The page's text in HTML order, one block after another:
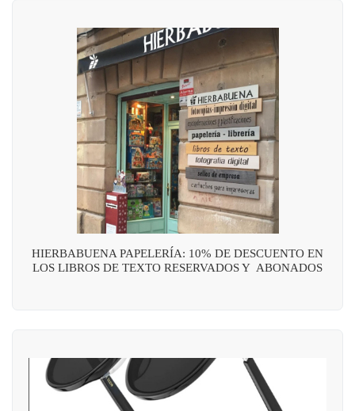
HIERBABUENA PAPELERÍA: 10% DE DESCUENTO EN
LOS LIBROS DE TEXTO RESERVADOS Y ABONADOS